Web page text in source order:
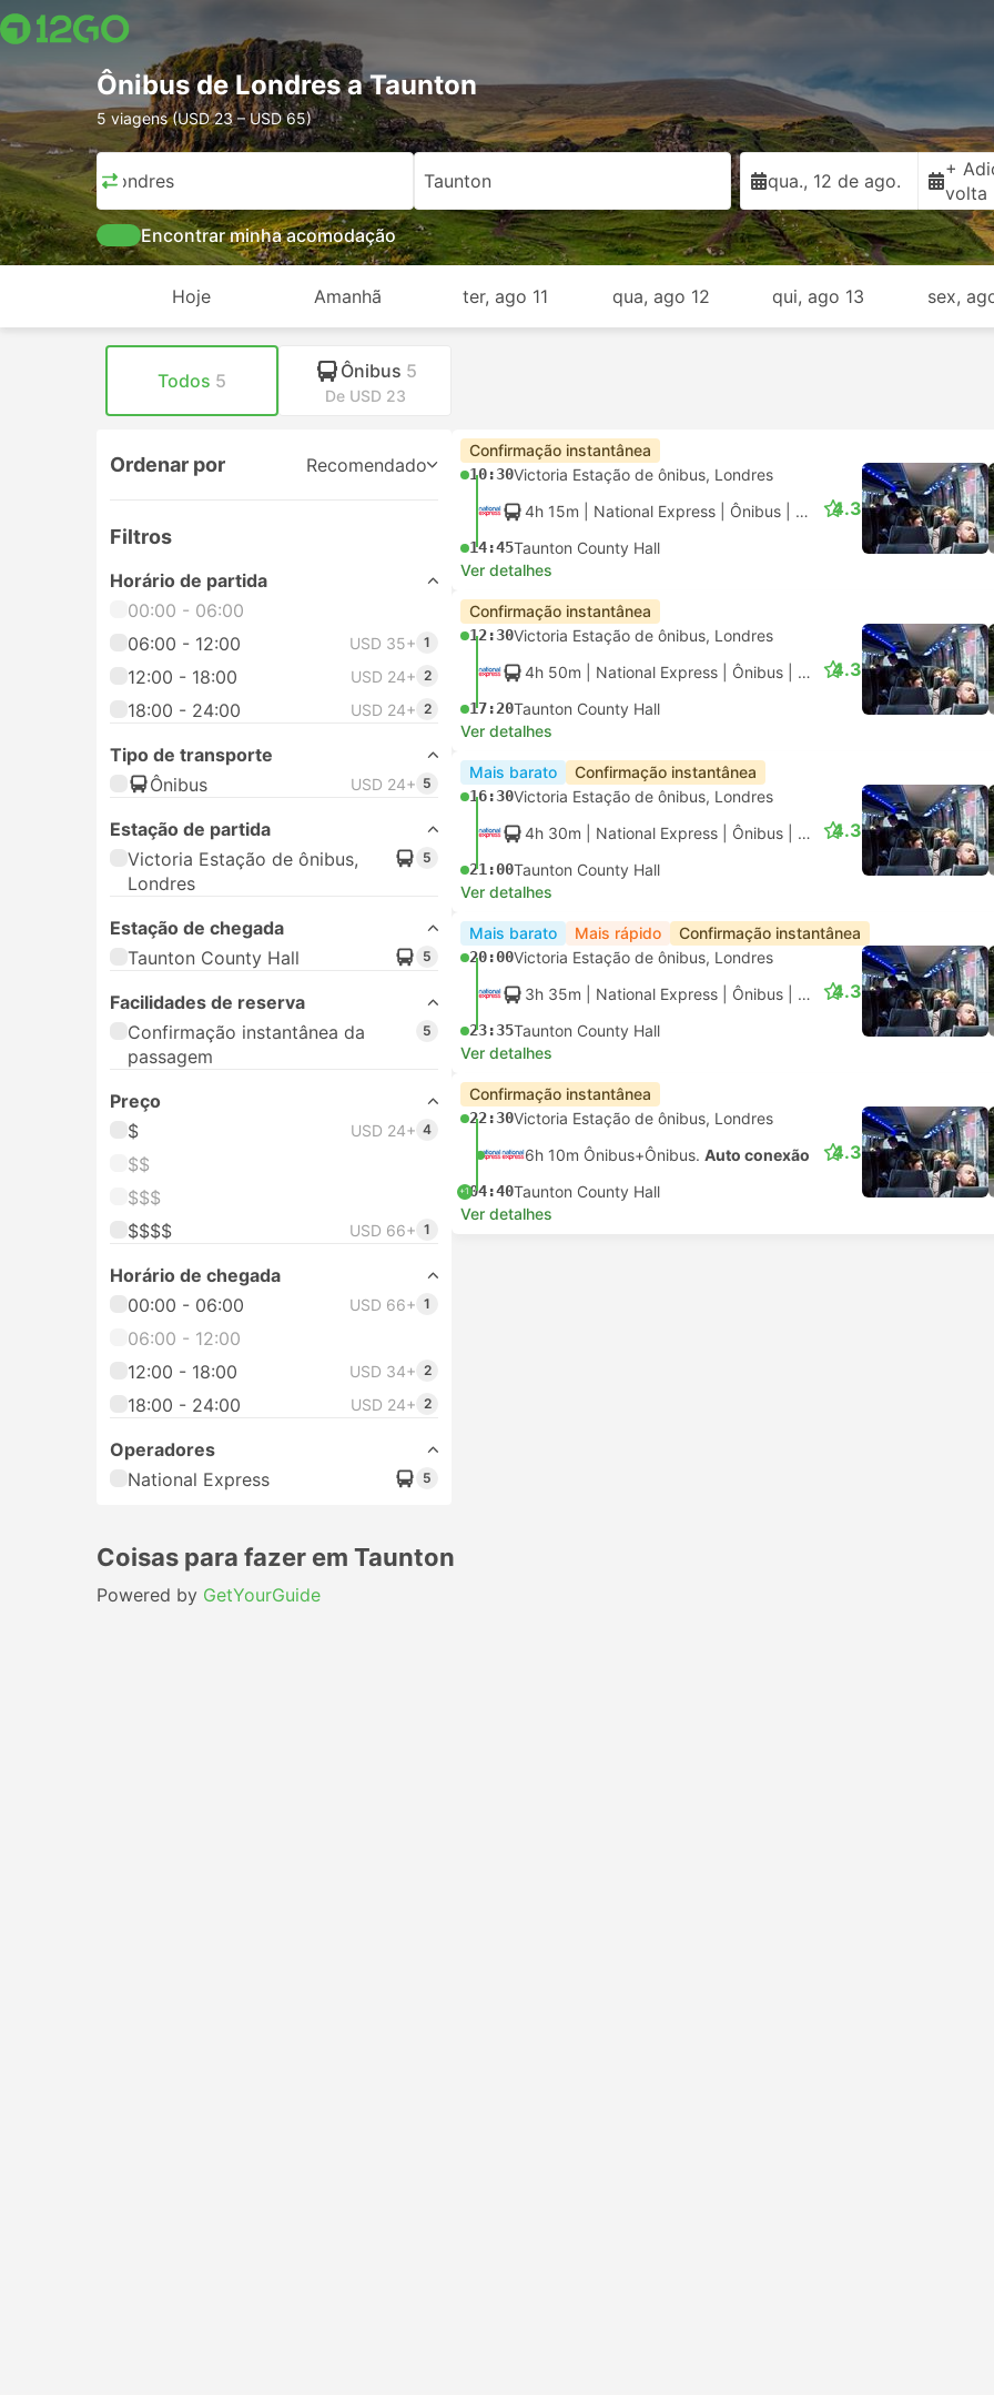
Ônibus de Londres a Taunton
5 viagens (USD 23 – USD 65)
Londres Taunton qua., 12 de ago.
+
volta
Encontrar minha acomodação
Hoje Amanhã ter, ago 11 qua, ago 12 qui, ago 13 sex,
Todos 5 Ônibus 5
De USD 23
Ordenar por Recomendado
Filtros
Horário de partida
00:00 - 06:00
06:00 - 12:00
USD 35+ 1
12:00 - 18:00 USD 24+ 2
18:00 - 24:00 USD 24+ 2
Tipo de transporte
Ônibus
USD 24+ 5
Estação de partida
Victoria Estação de ônibus,
Londres
5
Estação de chegada
Taunton County Hall
5
Facilidades de reserva
Confirmação instantânea da
passagem
5
Preço
$
USD 24+ 4
$$
$$$
$$$$
USD 66+ 1
Horário de chegada
00:00 - 06:00
USD 66+ 1
06:00 - 12:00
12:00 - 18:00
USD 34+ 2
18:00 - 24:00 USD 24+ 2
Operadores
National Express
5
Confirmação instantânea
10:30Victoria Estação de ônibus, Londres
4h 15m | National Express Ônibus Padrão AC
14:45Taunton County Hall
4.3
Ver detalhes
Confirmação instantânea
12:30Victoria Estação de ônibus, Londres
4h 50m | National Express Ônibus Padrão AC
17:20Taunton County Hall
4.3
Ver detalhes
Mais barato Confirmação instantânea
16:30Victoria Estação de ônibus, Londres
4h 30m | National Express Ônibus Padrão AC
21:00Taunton County Hall
4.3
Ver detalhes
Mais barato Mais rápido Confirmação instantânea
20:00Victoria Estação de ônibus, Londres
3h 35m | National Express Ônibus Padrão AC
23:35Taunton County Hall
4.3
Ver detalhes
Confirmação instantânea
22:30Victoria Estação de ônibus, Londres
6h 10m Ônibus+Ônibus. Auto conexão
+104:40Taunton County Hall
4.3
Ver detalhes
Coisas para fazer em Taunton
Powered by GetYourGuide